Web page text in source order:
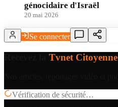
génocidaire d'Israël
20 mai 2026
Se connecter
Tvnet Citoyenne
Vérification de sécurité…